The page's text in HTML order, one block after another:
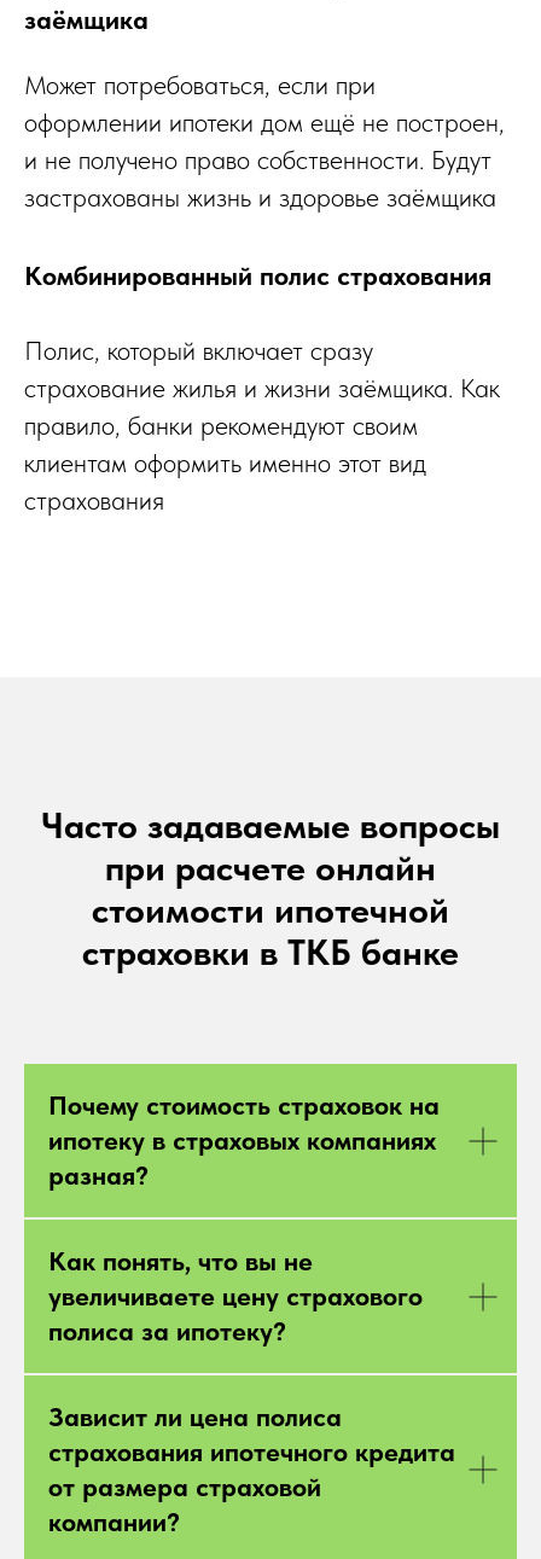
заёмщика
Может потребоваться, если при
оформлении ипотеки дом ещё не построен,
и не получено право собственности. Будут
застрахованы жизнь и здоровье заёмщика
Комбинированный полис страхования
Полис, который включает сразу
страхование жилья и жизни заёмщика. Как
правило, банки рекомендуют своим
клиентам оформить именно этот вид
страхования
Часто задаваемые вопросы
при расчете онлайн
стоимости ипотечной
страховки в ТКБ банке
Почему стоимость страховок на
ипотеку в страховых компаниях
разная?
Как понять, что вы не
увеличиваете цену страхового
полиса за ипотеку?
Зависит ли цена полиса
страхования ипотечного кредита
от размера страховой
компании?